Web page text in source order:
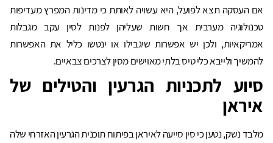
אם העסקה תצא לפועל, היא עשויה לאותת כי מדינות המפרץ מעדיפות
טכנולוגיה מערבית אך חשות שעליהן לפנות לסין עקב מגבלות
אמריקאיות, ולכן יש אפשרות שיגבילו או ינטשו כליל את האפשרות
להמשיך ולייבא כלי טיס בלתי מאוישים מסין לצרכים צבאיים.
סיוע לתכניות הגרעין והטילים של
איראן
מלבד נשק, נטען כי סין סייעה לאיראן בפיתוח תוכנית הגרעין האזרחי שלה